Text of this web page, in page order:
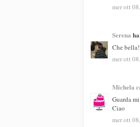
mer ott
Serena
Che
mer ott
Michela
Guarda
Ciao
mer ott